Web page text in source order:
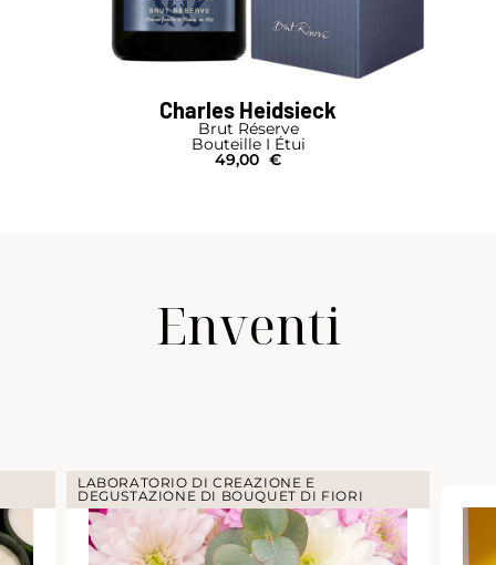
Charles Heidsieck
Brut Réserve
Bouteille I Étui
49,00 €
Enventi
LABORATORIO DI CREAZIONE E
DEGUSTAZIONE DI BOUQUET DI FIORI